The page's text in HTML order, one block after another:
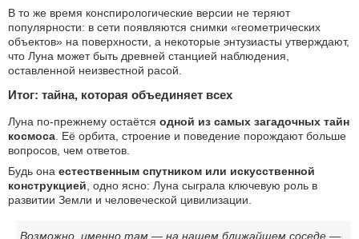
В то же время конспирологические версии не теряют
популярности: в сети появляются снимки «геометрических
объектов» на поверхности, а некоторые энтузиасты утверждают,
что Луна может быть древней станцией наблюдения,
оставленной неизвестной расой.
Итог: тайна, которая объединяет всех
Луна по-прежнему остаётся одной из самых загадочных тайн
космоса . Её орбита, строение и поведение порождают больше
вопросов, чем ответов.
Будь она естественным спутником или искусственной
конструкцией , одно ясно: Луна сыграла ключевую роль в
развитии Земли и человеческой цивилизации.
Возможно, именно там — на нашем ближайшем соседе —